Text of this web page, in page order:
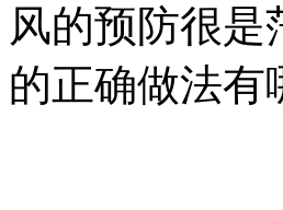
风的预防很
的正确做法有